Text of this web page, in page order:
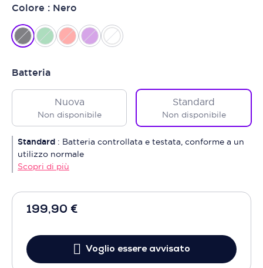
199,90 €
Voglio essere avvisato
Colore : Nero
Batteria
Nuova
Non disponibile
Standard
Non disponibile
Standard : Batteria controllata e testata, conforme a un
utilizzo normale
Scopri di più